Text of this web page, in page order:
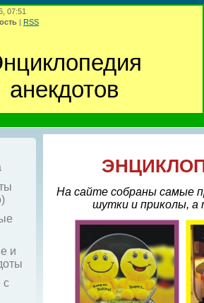
07:51
| RSS
анекдотов
и
с
На сайте собраны самые
шутки и приколы, а